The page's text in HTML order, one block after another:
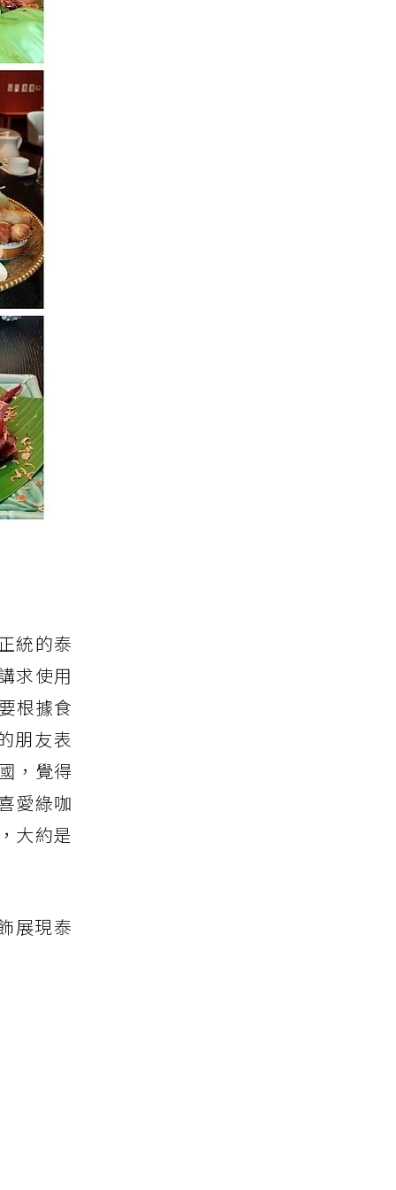
統的泰
求使用
根據食
朋友表
，覺得
愛綠咖
大約是
展現泰